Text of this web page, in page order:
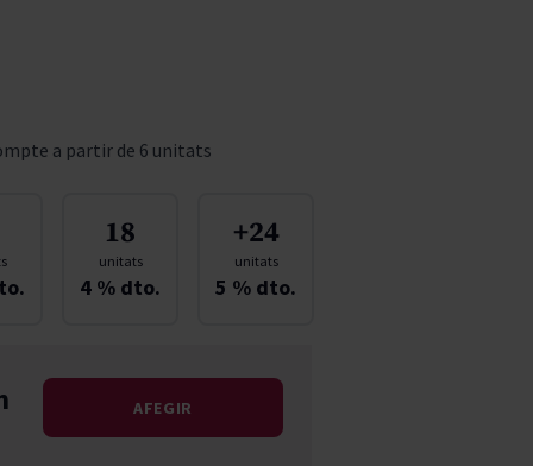
a partir de 6 unitats
18
unitats
4 % dto.
+24
unitats
5 % dto.
AFEGIR